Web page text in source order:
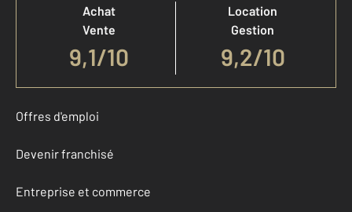
Achat
Vente
9,1/10
Location
Gestion
9,2/10
Offres d'emploi
Devenir franchisé
Entreprise et commerce